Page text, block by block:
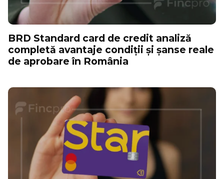
BRD Standard card de credit analiză
completă avantaje condiții și șanse reale
de aprobare în România